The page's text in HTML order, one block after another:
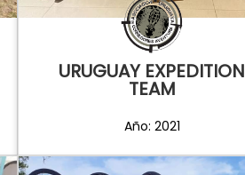
URUGUAY EXPEDITION
TEAM
Año: 2021